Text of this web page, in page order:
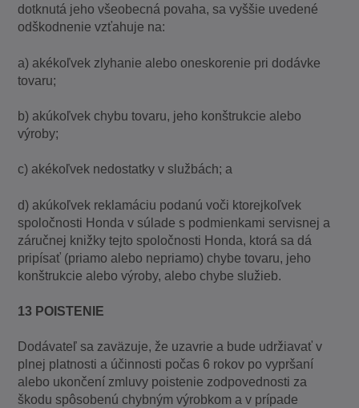
dotknutá jeho všeobecná povaha, sa vyššie uvedené
odškodnenie vzťahuje na:
a) akékoľvek zlyhanie alebo oneskorenie pri dodávke
tovaru;
b) akúkoľvek chybu tovaru, jeho konštrukcie alebo
výroby;
c) akékoľvek nedostatky v službách; a
d) akúkoľvek reklamáciu podanú voči ktorejkoľvek
spoločnosti Honda v súlade s podmienkami servisnej a
záručnej knižky tejto spoločnosti Honda, ktorá sa dá
pripísať (priamo alebo nepriamo) chybe tovaru, jeho
konštrukcie alebo výroby, alebo chybe služieb.
13 POISTENIE
Dodávateľ sa zaväzuje, že uzavrie a bude udržiavať v
plnej platnosti a účinnosti počas 6 rokov po vypršaní
alebo ukončení zmluvy poistenie zodpovednosti za
škodu spôsobenú chybným výrobkom a v prípade